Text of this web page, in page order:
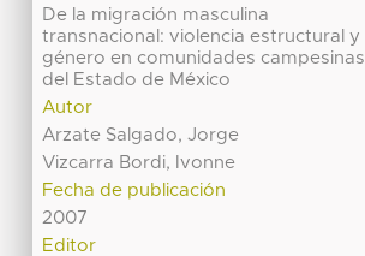
De la migración masculina
transnacional: violencia estructural y
género en comunidades campesinas
del Estado de México
Autor
Arzate Salgado, Jorge
Vizcarra Bordi, Ivonne
Fecha de publicación
2007
Editor